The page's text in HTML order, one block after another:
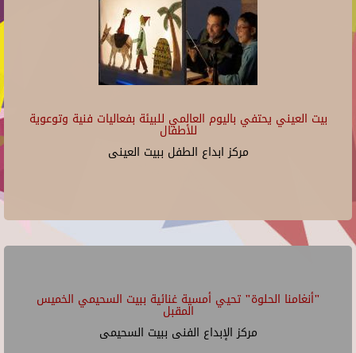
بيت العيني يحتفي باليوم العالمي للبيئة بفعاليات فنية وتوعوية
للأطفال
مركز ابداع الطفل ببيت العينى
"أنغامنا الحلوة" تحيي أمسية غنائية ببيت السحيمي الخميس
المقبل
مركز الإبداع الفنى ببيت السحيمى